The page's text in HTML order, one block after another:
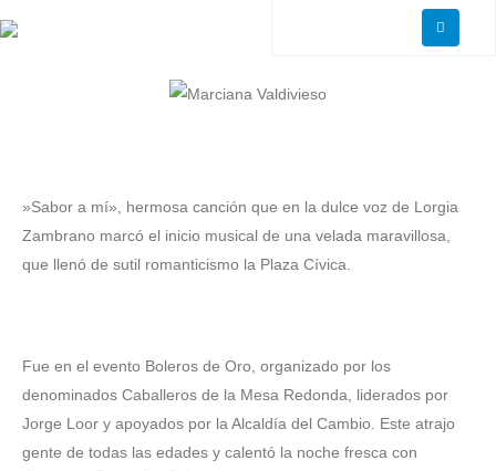
‎»Sabor a mí», hermosa canción que en la dulce voz de Lorgia
Zambrano marcó el inicio musical de una velada maravillosa,
que llenó de sutil romanticismo la Plaza Cívica.
Fue en el evento ‎Boleros de Oro, organizado por los
denominados Caballeros de la Mesa Redonda, liderados por
Jorge Loor y apoyados por la Alcaldía del Cambio. Este atrajo
gente de todas las edades y calentó la noche fresca con